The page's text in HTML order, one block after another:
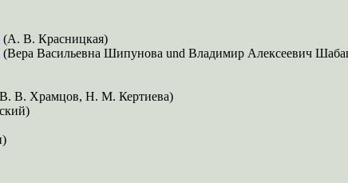
(А. В. Красницкая)
(Вера Васильевна Шипунова und Владимир Алексеевич
В. Храмцов, Н. М. Кертиева)